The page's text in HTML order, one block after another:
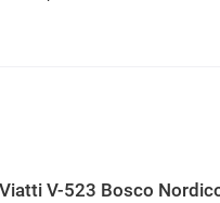
V-523 Bosco